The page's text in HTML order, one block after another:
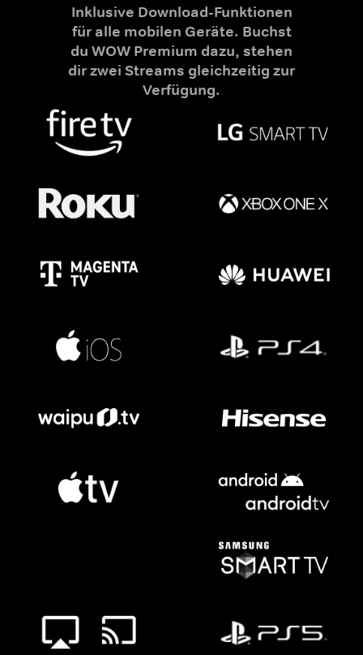
Inklusive Download-Funktionen
für alle mobilen Geräte. Buchst
du WOW Premium dazu, stehen
dir zwei Streams gleichzeitig zur
Verfügung.